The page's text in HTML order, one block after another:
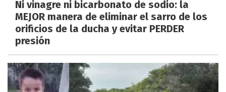
Ni vinagre ni bicarbonato de sodio: la
MEJOR manera de eliminar el sarro de los
orificios de la ducha y evitar PERDER
presión